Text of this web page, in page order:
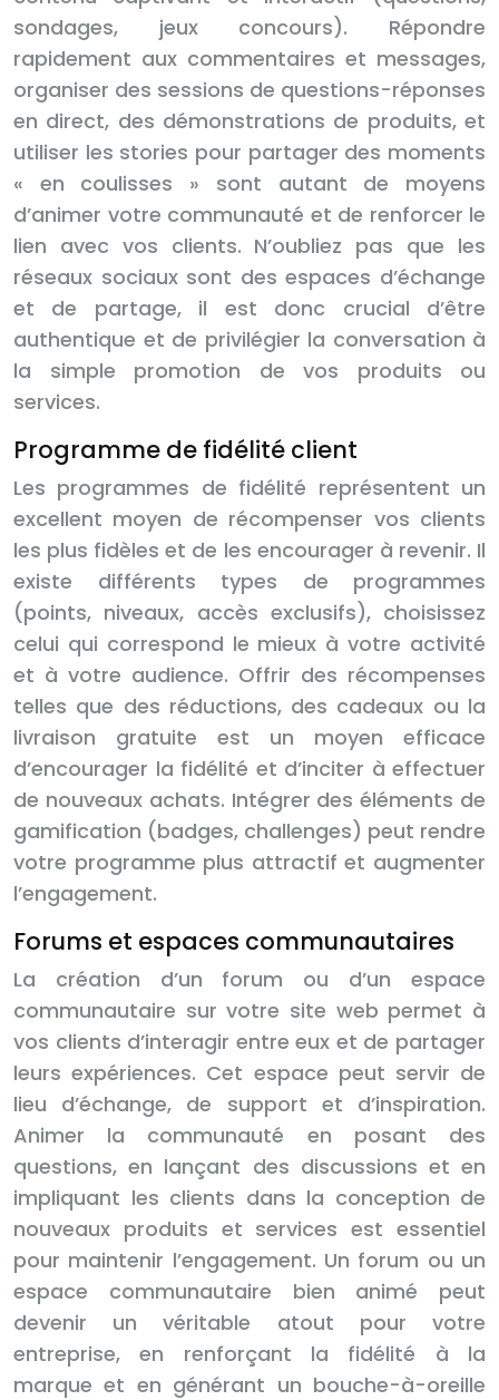
sondages, jeux concours). Répondre
rapidement aux commentaires et messages,
organiser des sessions de questions-réponses
en direct, des démonstrations de produits, et
utiliser les stories pour partager des moments
« en coulisses » sont autant de moyens
d’animer votre communauté et de renforcer le
lien avec vos clients. N’oubliez pas que les
réseaux sociaux sont des espaces d’échange
et de partage, il est donc crucial d’être
authentique et de privilégier la conversation à
la simple promotion de vos produits ou
services.
Programme de fidélité client
Les programmes de fidélité représentent un
excellent moyen de récompenser vos clients
les plus fidèles et de les encourager à revenir. Il
existe différents types de programmes
(points, niveaux, accès exclusifs), choisissez
celui qui correspond le mieux à votre activité
et à votre audience. Offrir des récompenses
telles que des réductions, des cadeaux ou la
livraison gratuite est un moyen efficace
d’encourager la fidélité et d’inciter à effectuer
de nouveaux achats. Intégrer des éléments de
gamification (badges, challenges) peut rendre
votre programme plus attractif et augmenter
l’engagement.
Forums et espaces communautaires
La création d’un forum ou d’un espace
communautaire sur votre site web permet à
vos clients d’interagir entre eux et de partager
leurs expériences. Cet espace peut servir de
lieu d’échange, de support et d’inspiration.
Animer la communauté en posant des
questions, en lançant des discussions et en
impliquant les clients dans la conception de
nouveaux produits et services est essentiel
pour maintenir l’engagement. Un forum ou un
espace communautaire bien animé peut
devenir un véritable atout pour votre
entreprise, en renforçant la fidélité à la
marque et en générant un bouche-à-oreille